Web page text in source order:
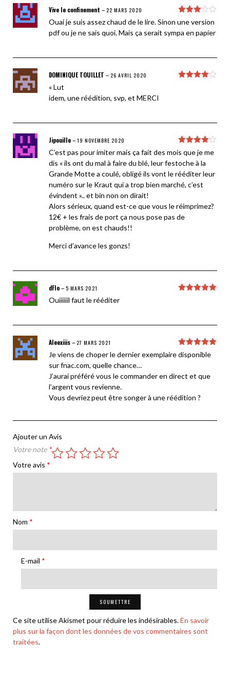
Note3
Vive le confinement – 22 MARS 2020
Ouai je suis assez chaud de le lire. Sinon une version
pdf ou je ne sais quoi. Mais ça serait sympa en papier
DOMINIQUE TOUILLET – 26 AVRIL 2020
« Lut
idem, une réédition, svp, et MERCI
Note 4
sur 5
Jipouille– 19 NOVEMBRE 2020
C’est pas pour imiter mais ça fait des mois que je me
dis « ils ont du mal à faire du blé, leur festoche à la
Grande Motte a coulé, obligé ils vont le rééditer leur
numéro sur le Kraut qui a trop bien marché, c’est
évindent ».. et bin non on dirait!
Alors sérieux, quand est-ce que vous le réimprimez?
12€ + les frais de port ça nous pose pas de
problème, on est chauds!!
Merci d’avance les gonzs!
dFlo– 5 MARS 2021
Ouiiiiiil faut le rééditer
Note5sur
Aleexiiis– 27 MARS 2021
Je viens de choper le dernier exemplaire disponible
sur fnac.com, quelle chance…
J’aurai préféré vous le commander en direct et que
l’argent vous revienne.
Vous devriez peut être songer à une réédition ?
Ajouter un Avis
Votre note *
Votre avis *
Nom *
E-mail *
Ce site utilise Akismet pour réduire les indésirables.En savoir
plus sur la façon dont les données de vos commentaires sont
traitées.